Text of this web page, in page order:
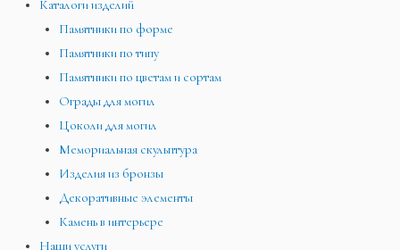
Каталоги изделий
Памятники по форме
Памятники по типу
Памятники по цветам и сортам
Ограды для могил
Цоколи для могил
Мемориальная скульптура
Изделия из бронзы
Декоративные элементы
Камень в интерьере
Наши услуги